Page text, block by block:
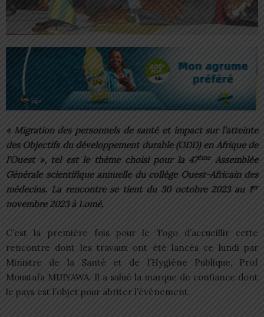
« Migration des personnels de santé et impact sur l’atteinte
des Objectifs du développement durable (ODD) en Afrique de
l’Ouest », tel est le thème choisi pour la 47èmeAssemblée
Générale scientifique annuelle du collège Ouest-Africain des
médecins. La rencontre se tient du 30 octobre 2023 au 1er
novembre 2023 à Lomé.
C’est la première fois pour le Togo d’accueillir cette
rencontre dont les travaux ont été lancés ce lundi par
Ministre de la Santé et de l’Hygiène Publique, Prof
Moustafa MIJIYAWA. Il a salué la marque de confiance dont
le pays est l’objet pour abriter l’évènement.